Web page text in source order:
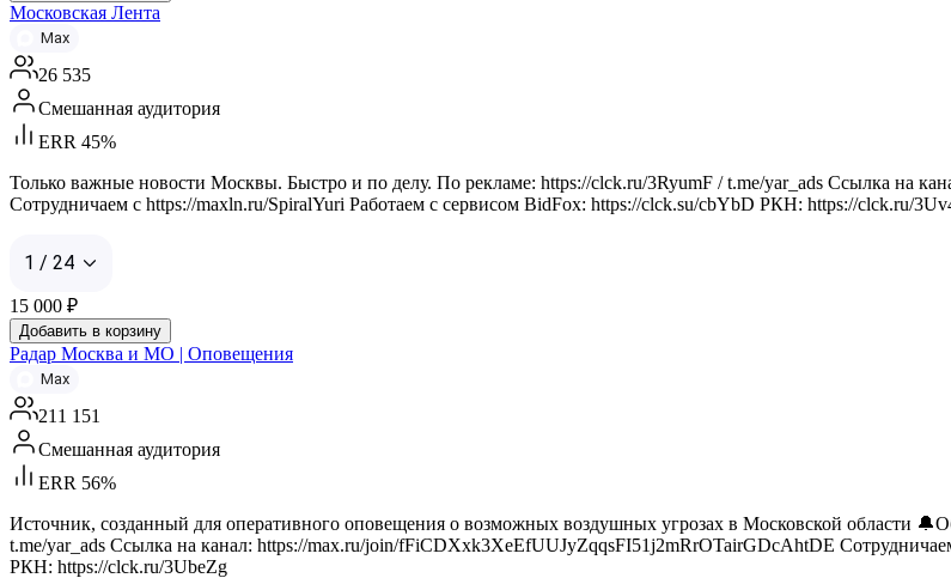
Московская Лента
Max
26 535
Смешанная аудитория
ERR 45%
Только важные новости Москвы. Быстро и по делу. По рекламе: https://clck.ru/3RyumF / t.me/yar_ads Ссылка на
Сотрудничаем с https://maxln.ru/SpiralYuri Работаем с сервисом BidFox: https://clck.su/cbYbD РКН: https://clck.ru/
1 / 24
15 000 ₽
Добавить в корзину
Радар Москва и МО | Оповещения
Max
211 151
Смешанная аудитория
ERR 56%
Источник, созданный для оперативного оповещения о возможных воздушных угрозах в Московской области
t.me/yar_ads Ссылка на канал: https://max.ru/join/fFiCDXxk3XeEfUUJyZqqsFI51j2mRrOTairGDcAhtDE
РКН: https://clck.ru/3UbeZg